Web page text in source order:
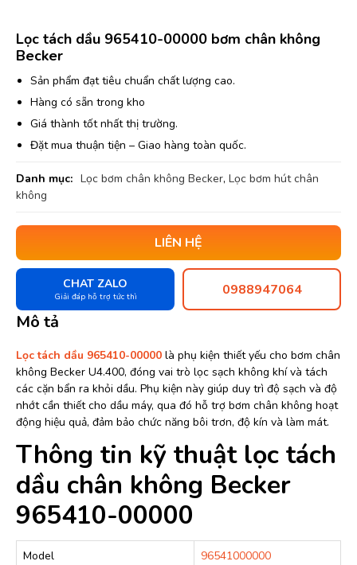
Lọc tách dầu 965410-00000 bơm chân không
Becker
Sản phẩm đạt tiêu chuẩn chất lượng cao.
Hàng có sẵn trong kho
Giá thành tốt nhất thị trường.
Đặt mua thuận tiện – Giao hàng toàn quốc.
Danh mục: Lọc bơm chân không Becker, Lọc bơm hút chân
không
LIÊN HỆ
CHAT ZALO
Giải đáp hỗ trợ tức thì 0988947064
Mô tả
Lọc tách dầu 965410-00000 là phụ kiện thiết yếu cho bơm chân
không Becker U4.400, đóng vai trò lọc sạch không khí và tách
các cặn bẩn ra khỏi dầu. Phụ kiện này giúp duy trì độ sạch và độ
nhớt cần thiết cho dầu máy, qua đó hỗ trợ bơm chân không hoạt
động hiệu quả, đảm bảo chức năng bôi trơn, độ kín và làm mát.
Thông tin kỹ thuật lọc tách
dầu chân không Becker
965410-00000
Model
96541000000